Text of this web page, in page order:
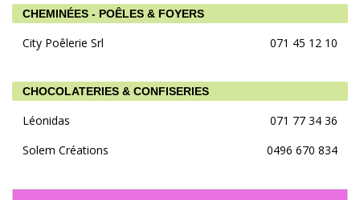
CHEMINÉES - POÊLES & FOYERS
City Poêlerie Srl 071 45 12 10
CHOCOLATERIES & CONFISERIES
Léonidas
071 77 34 36
Solem Créations
0496 670 834